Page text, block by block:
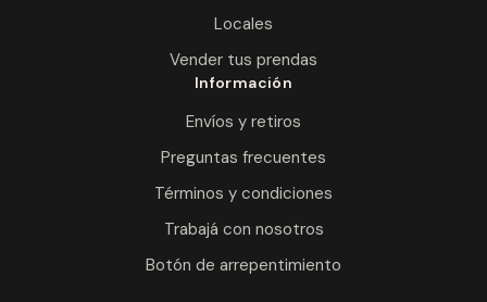
Locales
Vender tus prendas
Información
Envíos y retiros
Preguntas frecuentes
Términos y condiciones
Trabajá con nosotros
Botón de arrepentimiento